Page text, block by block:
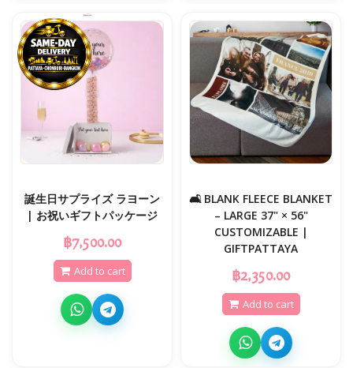
誕生日サプライズ ラヨーン
| お祝いギフトパッケージ
฿7,500.00
Add to cart
🛋️ BLANK FLEECE BLANKET
– LARGE 37" × 56"
CUSTOMIZABLE |
GIFTPATTAYA
฿2,350.00
Add to cart